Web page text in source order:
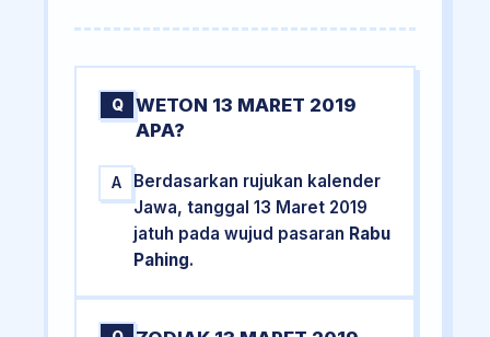
Q
WETON 13 MARET 2019
APA?
A
Berdasarkan rujukan kalender
Jawa, tanggal 13 Maret 2019
jatuh pada wujud pasaran Rabu
Pahing.